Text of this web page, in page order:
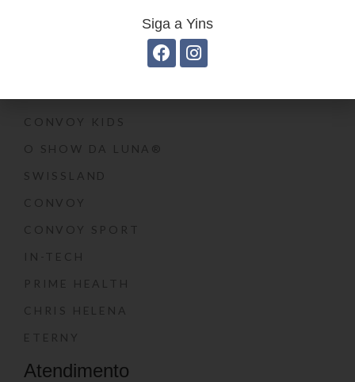
CONVOY KIDS
O SHOW DA LUNA®
SWISSLAND
CONVOY
CONVOY SPORT
IN-TECH
PRIME HEALTH
CHRIS HELENA
ETERNY
Atendimento
Siga a Yins